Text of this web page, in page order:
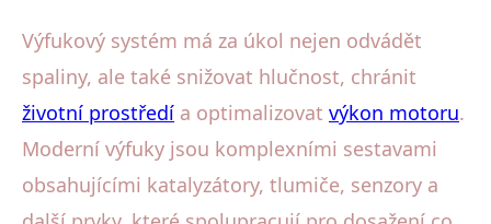
Výfukový systém má za úkol nejen odvádět
spaliny, ale také snižovat hlučnost, chránit
životní prostředí a optimalizovat výkon motoru.
Moderní výfuky jsou komplexními sestavami
obsahujícími katalyzátory, tlumiče, senzory a